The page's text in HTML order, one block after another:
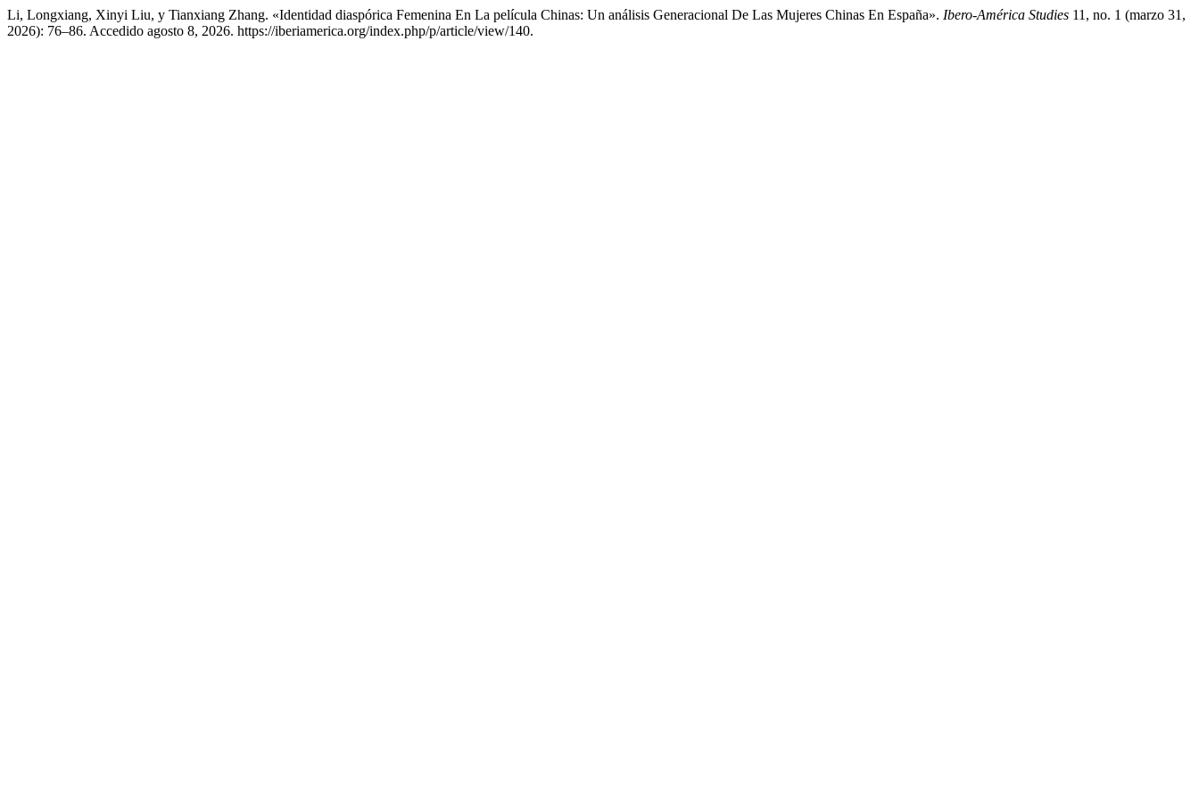
Li, Longxiang, Xinyi Liu, y Tianxiang Zhang. «Identidad diaspórica Femenina En La película Chinas: Un análisis Generacional De Las Mujeres Chinas En España». Ibero-América Studies 11, no. 1 (marzo 31,
2026): 76–86. Accedido agosto 8, 2026. https://iberiamerica.org/index.php/p/article/view/140.